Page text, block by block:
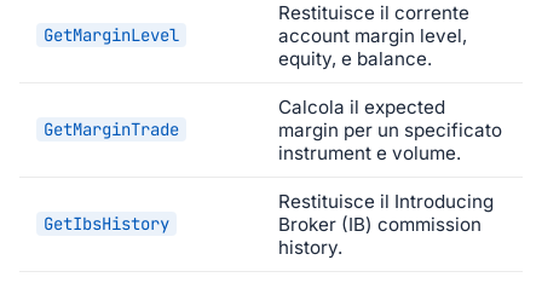
GetMarginLevel
Restituisce il corrente
account margin level,
equity, e balance.
GetMarginTrade
Calcola il expected
margin per un specificato
instrument e volume.
GetIbsHistory
Restituisce il Introducing
Broker (IB) commission
history.